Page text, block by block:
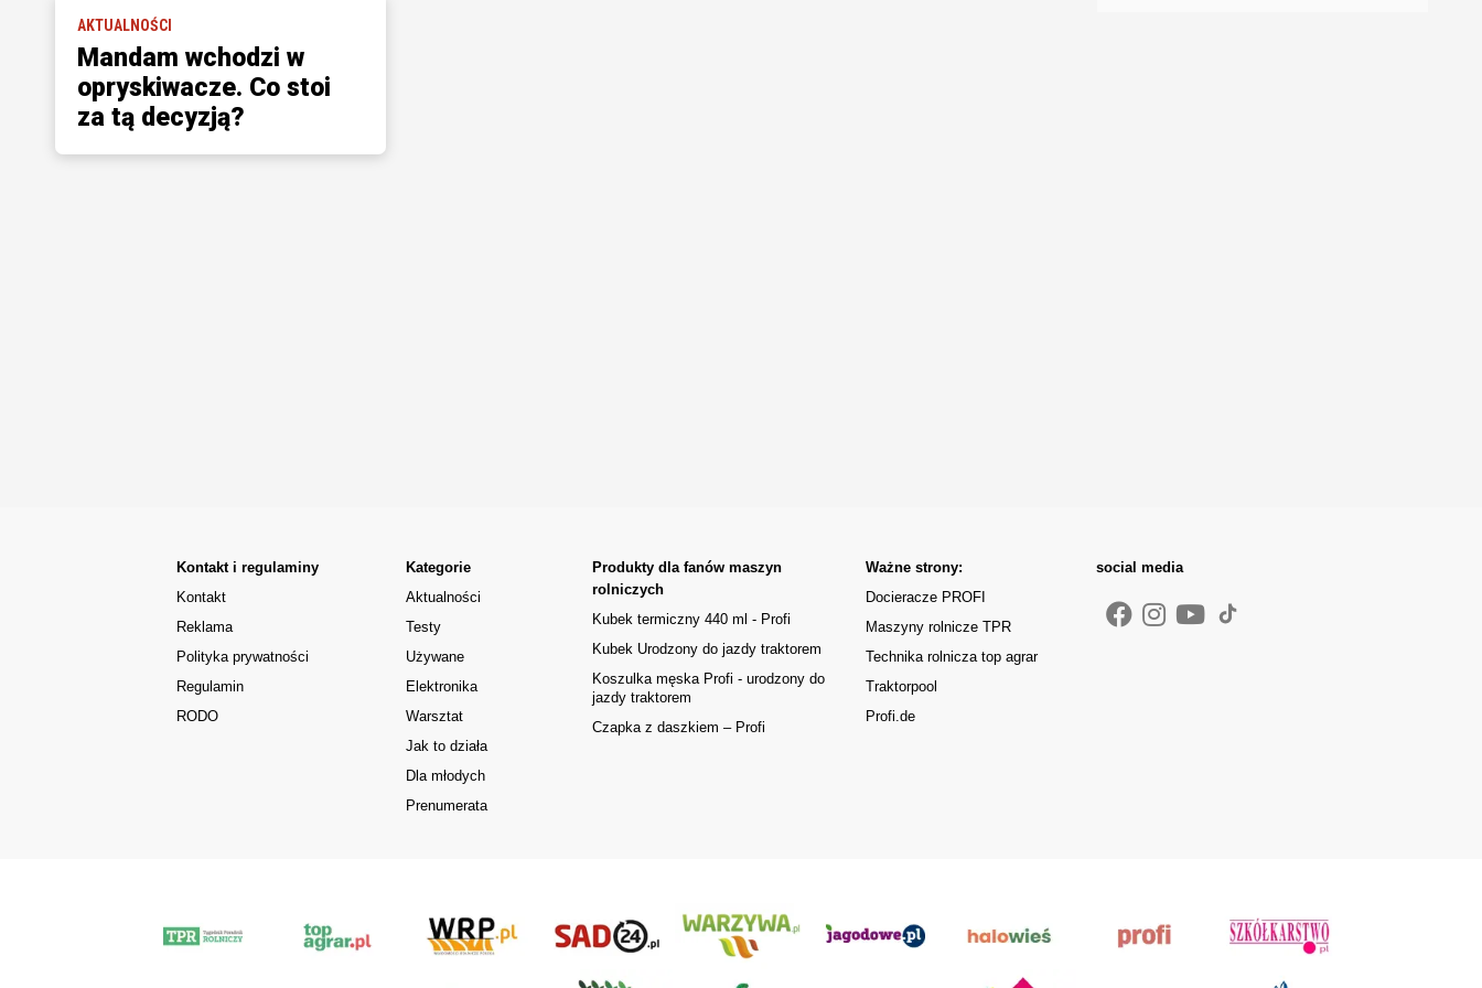
AKTUALNOŚCI
Mandam wchodzi w
opryskiwacze. Co stoi
za tą decyzją?
Kontakt i regulaminy
Kontakt
Reklama
Polityka prywatności
Regulamin
RODO
Kategorie
Aktualności
Testy
Używane
Elektronika
Warsztat
Jak to działa
Dla młodych
Prenumerata
Produkty dla fanów maszyn
rolniczych
Kubek termiczny 440 ml - Profi
Kubek Urodzony do jazdy traktorem
Koszulka męska Profi - urodzony do
jazdy traktorem
Czapka z daszkiem – Profi
Ważne strony:
Docieracze PROFI
Maszyny rolnicze TPR
Technika rolnicza top agrar
Traktorpool
Profi.de
social media